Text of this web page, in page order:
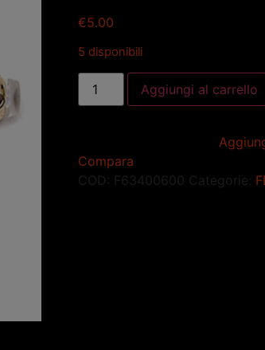
€5.00
5 disponibili
Aggiungi al carrello
Compara
COD: F63400600 Categorie: